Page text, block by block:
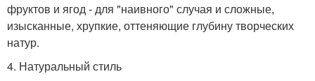
фруктов и ягод - для "наивного" случая и сложные,
изысканные, хрупкие, оттеняющие глубину творческих
натур.
4. Натуральный стиль